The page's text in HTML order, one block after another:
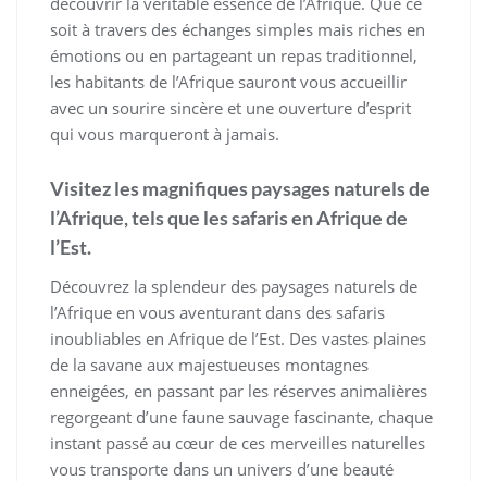
soit à travers des échanges simples mais riches en
émotions ou en partageant un repas traditionnel,
les habitants de l’Afrique sauront vous accueillir
avec un sourire sincère et une ouverture d’esprit
qui vous marqueront à jamais.
Visitez les magnifiques paysages naturels de
l’Afrique, tels que les safaris en Afrique de
l’Est.
Découvrez la splendeur des paysages naturels de
l’Afrique en vous aventurant dans des safaris
inoubliables en Afrique de l’Est. Des vastes plaines
de la savane aux majestueuses montagnes
enneigées, en passant par les réserves animalières
regorgeant d’une faune sauvage fascinante, chaque
instant passé au cœur de ces merveilles naturelles
vous transporte dans un univers d’une beauté